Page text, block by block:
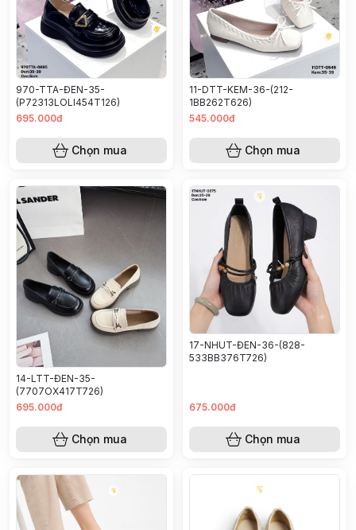
970-TTA-ĐEN-35-
(P72313LOLI454T126)
695.000đ
Chọn mua
11-DTT-KEM-36-(212-
1BB262T626)
545.000đ
Chọn mua
14-LTT-ĐEN-35-
(7707OX417T726)
695.000đ
Chọn mua
17-NHUT-ĐEN-36-(828-
533BB376T726)
675.000đ
Chọn mua